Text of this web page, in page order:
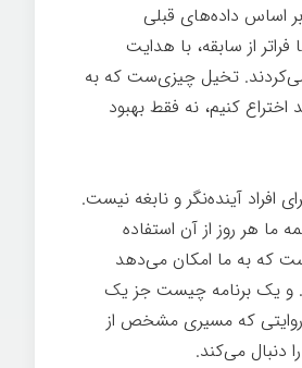
اساس داده‌های قبلی
از سابقه، با هدایت
تخیل چیزی‌ست که به
کنیم، نه فقط بهبود
افراد آینده‌نگر و نابغه نیست.
هر روز از آن استفاده
که به ما امکان می‌دهد
و یک برنامه چیست جز یک
که مسیری مشخص از
دنبال می‌کند.